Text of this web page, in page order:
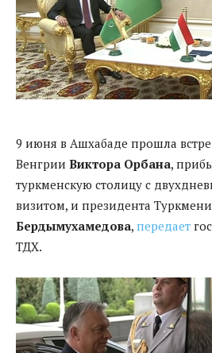
9 июня в Ашхабаде прошла
Венгрии Виктора Орбана,
туркменскую столицу с
визитом, и президента
Бердымухамедова, передает
ТДХ.